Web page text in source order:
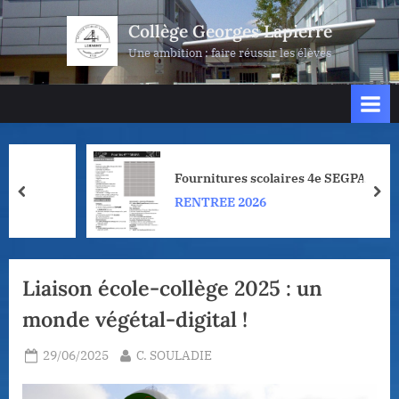
Skip
to
content
Collège Georges Lapierre
Une ambition : faire réussir les élèves
Fournitures scolaires 4e SEGPA
RENTREE 2026
prev
Liaison école-collège 2025 : un
monde végétal-digital !
Posted
29/06/2025 By
C. SOULADIE